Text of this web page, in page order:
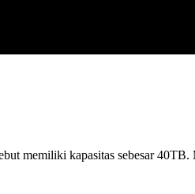
memiliki kapasitas sebesar